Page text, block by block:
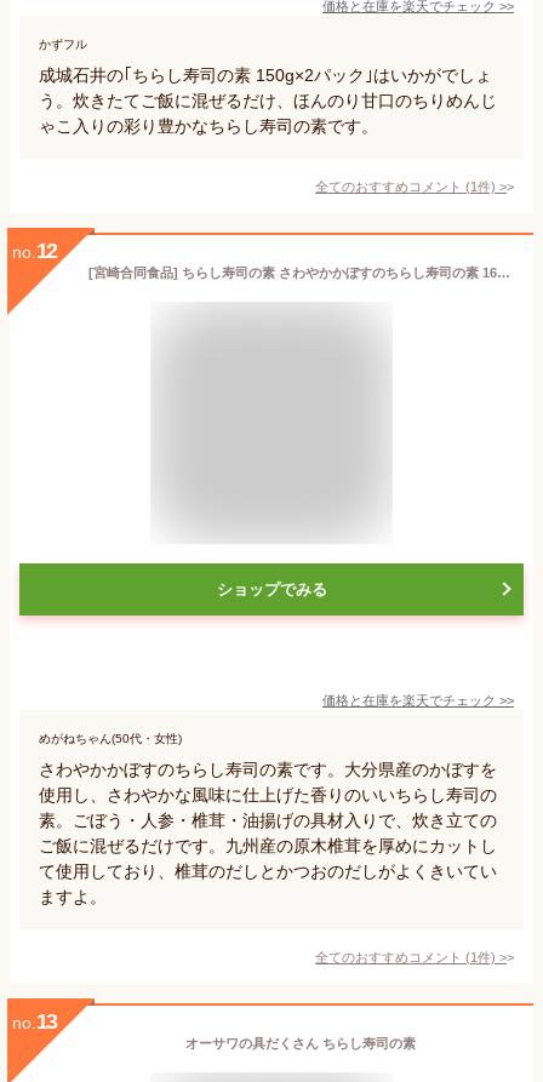
価格と在庫を楽天でチェック >>
かずフル
成城石井の｢ちらし寿司の素 150g×2パック｣はいかがでしょ
う。炊きたてご飯に混ぜるだけ、ほんのり甘口のちりめんじ
ゃこ入りの彩り豊かなちらし寿司の素です。
全てのおすすめコメント (1件) >
no. 12
[宮崎合同食品] ちらし寿司の素 さわやかかぼすのちらし寿司の素 160g /簡単 便利 ちらし寿司 寿司 ちらし寿司の素 かぼす カボス 宮崎県 まぜるだけ 混ぜるだけ 寿司 さわやか 彩り 2合用 柑橘 さっぱり
ショップでみる
価格と在庫を楽天でチェック >>
めがねちゃん(50代・女性)
さわやかかぼすのちらし寿司の素です。大分県産のかぼすを
使用し、さわやかな風味に仕上げた香りのいいちらし寿司の
素。ごぼう・人参・椎茸・油揚げの具材入りで、炊き立ての
ご飯に混ぜるだけです。九州産の原木椎茸を厚めにカットし
て使用しており、椎茸のだしとかつおのだしがよくきいてい
ますよ。
全てのおすすめコメント (1件) >
no. 13
オーサワの具だくさん ちらし寿司の素